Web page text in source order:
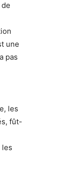
une
pas
les
fût-
les